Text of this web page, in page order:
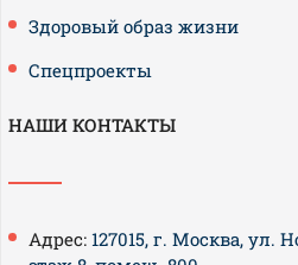
Здоровый образ жизни
Спецпроекты
НАШИ КОНТАКТЫ
Адрес: 127015, г. Москва, ул.